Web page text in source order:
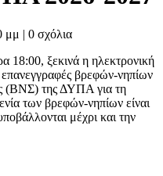
μμ | 0 σχόλια
18:00, ξεκινά η ηλεκτρονική
βρεφών-νηπίων
(ΒΝΣ) της ΔΥΠΑ για τη
των βρεφών-νηπίων είναι
μέχρι και την